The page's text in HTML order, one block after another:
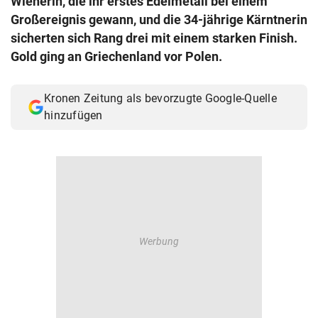
© Krone Multimedia GmbH & Co KG 2026
Muthgasse 2, 1190 Wien
Großereignis gewann, und die 34-jährige Kärntnerin
sicherten sich Rang drei mit einem starken Finish.
Gold ging an Griechenland vor Polen.
Kronen Zeitung als bevorzugte Google-Quelle
hinzufügen